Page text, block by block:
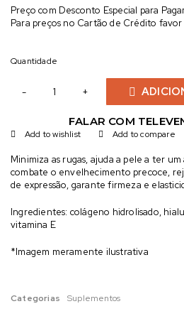
Minimiza as rugas, ajuda a pele a ter
combate o envelhecimento precoce,
de expressão, garante firmeza e
Ingredientes: colágeno hidrolisado,
vitamina E
*Imagem meramente ilustrativa
Preço com Desconto Especial para
Para preços no Cartão de Crédito favor
Quantidade
FALAR COM
Add to wishlist Add to compare
Categorias Suplementos